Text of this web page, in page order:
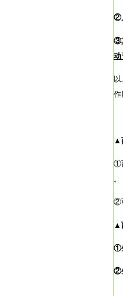
②
③
动
作
▲
①
。
②
▲
①
②